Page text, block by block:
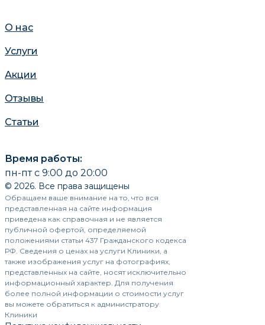
О нас
Услуги
Акции
Отзывы
Статьи
Время работы:
пн-пт с 9:00 до 20:00
© 2026. Все права защищены
Обращаем ваше внимание на то, что вся
представленная на сайте информация
приведена как справочная и не является
публичной офертой, определяемой
положениями статьи 437 Гражданского кодекса
РФ. Сведения о ценах на услуги Клиники, а
также изображения услуг на фотографиях,
представленных на сайте, носят исключительно
информационный характер. Для получения
более полной информации о стоимости услуг
вы можете обратиться к администратору
Клиники